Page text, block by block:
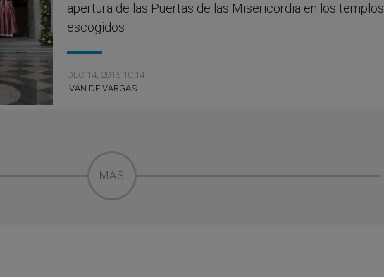
apertura de las Puertas de las Misericordia en los templos
escogidos
DEC 14, 2015 10:14
IVÁN DE VARGAS
MÁS